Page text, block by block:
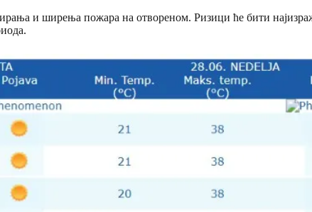
и ширења пожара на отвореном. Ризици ће бити